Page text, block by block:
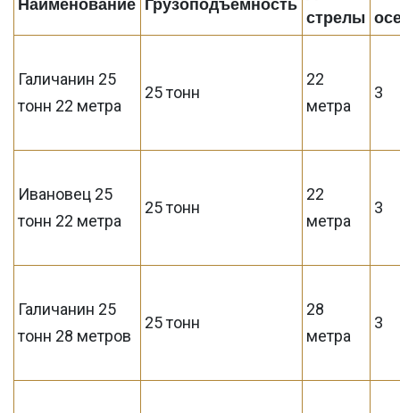
Наименование Грузоподъемность
стрелы
Галичанин 25
тонн 22 метра
25 тонн
22
метра
3
Ивановец 25
тонн 22 метра
25 тонн
22
метра
3
Галичанин 25
тонн 28 метров
25 тонн
28
метра
3